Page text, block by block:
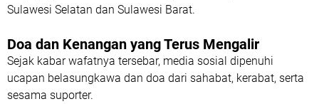
Sulawesi Selatan dan Sulawesi Barat.
Doa dan Kenangan yang Terus Mengalir
Sejak kabar wafatnya tersebar, media sosial dipenuhi
ucapan belasungkawa dan doa dari sahabat, kerabat, serta
sesama suporter.